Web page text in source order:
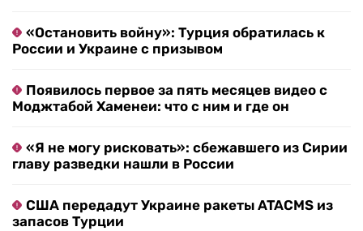
«Остановить войну»: Турция обратилась к
России и Украине с призывом
Появилось первое за пять месяцев видео с
Моджтабой Хаменеи: что с ним и где он
«Я не могу рисковать»: сбежавшего из Сирии
главу разведки нашли в России
США передадут Украине ракеты ATACMS из
запасов Турции